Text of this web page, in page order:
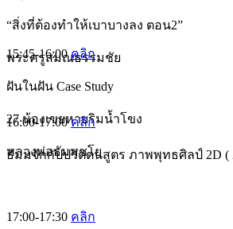
“สิ่งที่ต้องทำให้เบาบางลง ตอน2”
พระครูสมณธรรมชัย
15:45-16:00คลิก
ฝันในฝัน Case Study
27 น้องเขยหายริมน้ำโขง
หลวงพ่อธัมมชโย
16:00-17:00คลิก
ธัมมจักกัปปวัตตนสูตร ภาพพุทธศิลป์ 2D (
17:00-17:30 คลิก